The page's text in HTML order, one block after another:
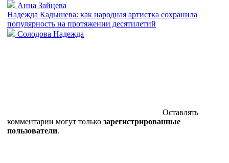
Анна Зайцева
Надежда Кадышева: как народная артистка сохранила
популярность на протяжении десятилетий
Солодова Надежда
Оставлять
комментарии могут только зарегистрированные
пользователи.